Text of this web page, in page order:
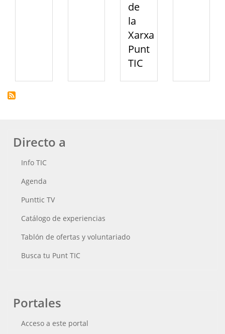
de
la
Xarxa
Punt
TIC
Directo a
Info TIC
Agenda
Punttic TV
Catálogo de experiencias
Tablón de ofertas y voluntariado
Busca tu Punt TIC
Portales
Acceso a este portal